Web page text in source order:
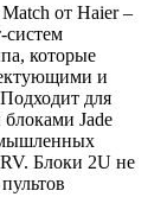
от Haier –
систем
которые
и
для
Jade
Блоки 2U не